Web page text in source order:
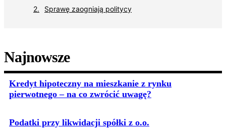
Sprawę zaogniają politycy
Najnowsze
Kredyt hipoteczny na mieszkanie z rynku
pierwotnego – na co zwrócić uwagę?
Podatki przy likwidacji spółki z o.o.